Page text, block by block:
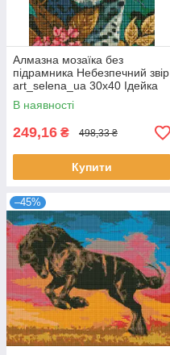
Алмазна мозаїка без
підрамника Небезпечний звір
art_selena_ua 30х40 Ідейка
(AMC7798)
В наявності
249,16 ₴ 498,33 ₴
Купити
–45%